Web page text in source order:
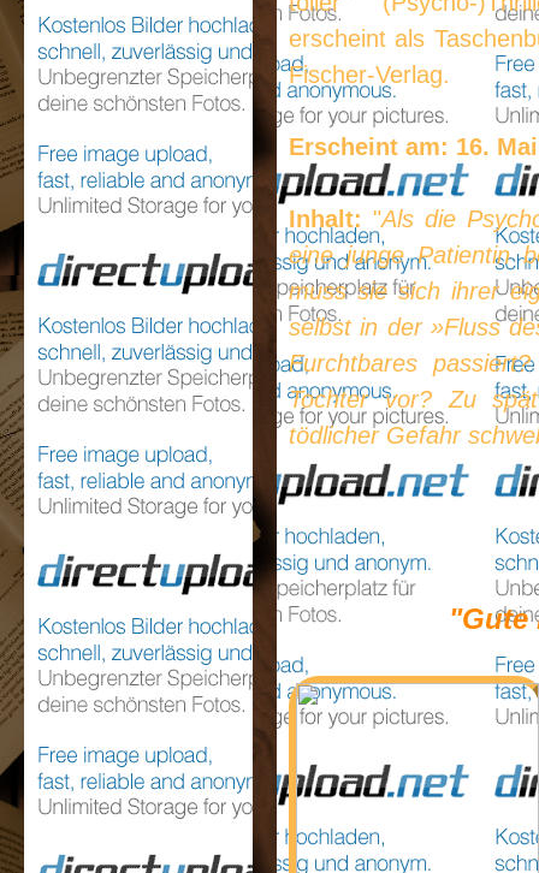
erscheint als
Fischer-Verlag.
Erscheint am: 16.
Inhalt: "Als die
eine junge Patientin
muss sie sich ihrer
selbst in der »Fluss
Furchtbares
Tochter vor? Zu
tödlicher Gefahr
"Gute